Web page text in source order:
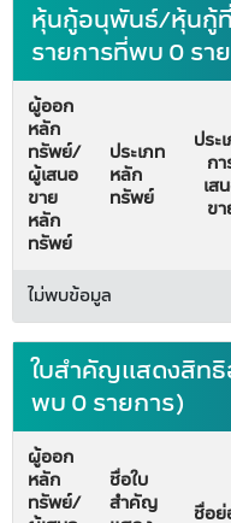
หุ้นกู้อนุพันธ์/หุ้นกู้
รายการที่พบ 0 รา
ผู้ออก
หลัก
ทรัพย์/
ผู้เสนอ
ขาย
หลัก
ทรัพย์
ประเภท
หลัก
ทรัพย์
ประ
ก
เส
ข
ไม่พบข้อมูล
ใบสำคัญแสดงสิท
พบ 0 รายการ)
ผู้ออก
หลัก
ทรัพย์/
ชื่อใบ
สำคัญ
ชื่อย่